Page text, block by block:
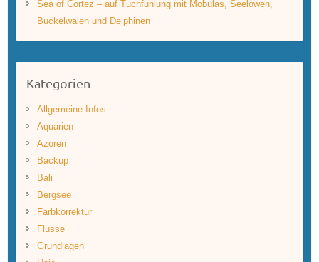
Sea of Cortez – auf Tuchfühlung mit Mobulas, Seelöwen,
Buckelwalen und Delphinen
Kategorien
Allgemeine Infos
Aquarien
Azoren
Backup
Bali
Bergsee
Farbkorrektur
Flüsse
Grundlagen